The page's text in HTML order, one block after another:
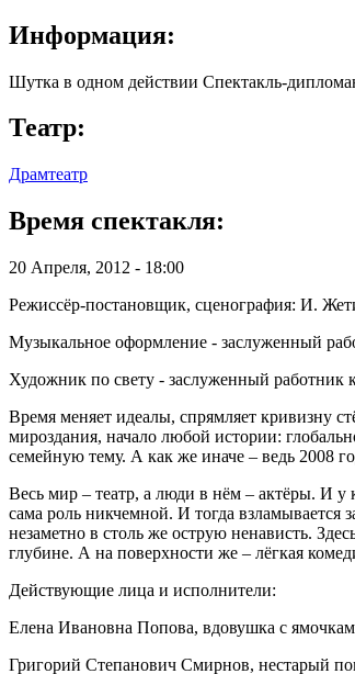
Информация:
Шутка в одном действии Спектакль-
Театр:
Драмтеатр
Время спектакля:
20 Апреля, 2012 - 18:00
Режиссёр-постановщик, сценография: И.
Музыкальное оформление - заслуженный
Художник по свету - заслуженный работник
Время меняет идеалы, спрямляет кривизну
мироздания, начало любой истории:
семейную тему. А как же иначе – ведь 2008
Весь мир – театр, а люди в нём – актёры. И у
сама роль никчемной. И тогда взламывается
незаметно в столь же острую ненависть.
глубине. А на поверхности же – лёгкая
Действующие лица и исполнители:
Елена Ивановна Попова, вдовушка с
Григорий Степанович Смирнов, нестарый